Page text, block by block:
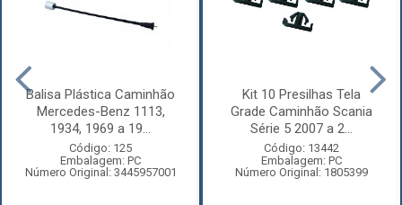
Balisa Plástica Caminhão
Mercedes-Benz 1113,
1934, 1969 a 19...
Código: 125
Embalagem: PC
Número Original: 3445957001
Kit 10 Presilhas Tela
Grade Caminhão Scania
Série 5 2007 a 2...
Código: 13442
Embalagem: PC
Número Original: 1805399